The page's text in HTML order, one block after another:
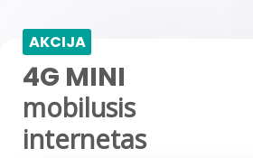
AKCIJA
4G MINI
mobilusis
internetas